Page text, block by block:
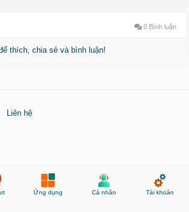
Ứng dụng Cá nhân Tài khoản
0 Bình luận
thích, chia sẻ và bình luận!
Liên hệ